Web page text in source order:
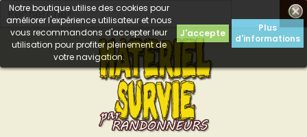

Notre boutique utilise des cookies pour
améliorer l'expérience utilisateur et nous
vous recommandons d'accepter leur
utilisation pour profiter pleinement de
votre navigation.
J'accepte
Plus
d'informations